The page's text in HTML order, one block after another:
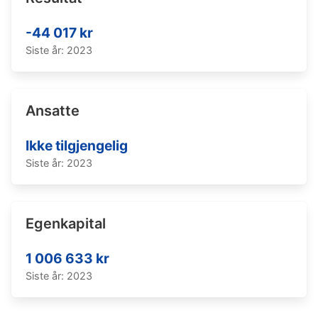
-44 017 kr
Siste år: 2023
Ansatte
Ikke tilgjengelig
Siste år: 2023
Egenkapital
1 006 633 kr
Siste år: 2023